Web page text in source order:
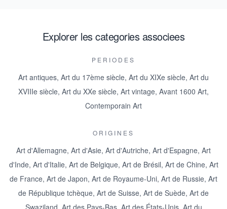
Explorer les categories associees
PERIODES
Art antiques, Art du 17ème siècle, Art du XIXe siècle, Art du
XVIIIe siècle, Art du XXe siècle, Art vintage, Avant 1600 Art,
Contemporain Art
ORIGINES
Art d'Allemagne, Art d'Asie, Art d'Autriche, Art d'Espagne, Art
d'Inde, Art d'Italie, Art de Belgique, Art de Brésil, Art de Chine, Art
de France, Art de Japon, Art de Royaume-Uni, Art de Russie, Art
de République tchèque, Art de Suisse, Art de Suède, Art de
Swaziland, Art des Pays-Bas, Art des États-Unis, Art du